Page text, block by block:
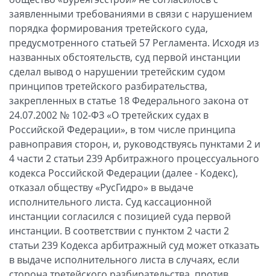
заявленными требованиями в связи с нарушением
порядка формирования третейского суда,
предусмотренного статьей 57 Регламента. Исходя из
названных обстоятельств, суд первой инстанции
сделал вывод о нарушении третейским судом
принципов третейского разбирательства,
закрепленных в статье 18 Федерального закона от
24.07.2002 № 102-ФЗ «О третейских судах в
Российской Федерации», в том числе принципа
равноправия сторон, и, руководствуясь пунктами 2 и
4 части 2 статьи 239 Арбитражного процессуального
кодекса Российской Федерации (далее - Кодекс),
отказал обществу «РусГидро» в выдаче
исполнительного листа. Суд кассационной
инстанции согласился с позицией суда первой
инстанции. В соответствии с пунктом 2 части 2
статьи 239 Кодекса арбитражный суд может отказать
в выдаче исполнительного листа в случаях, если